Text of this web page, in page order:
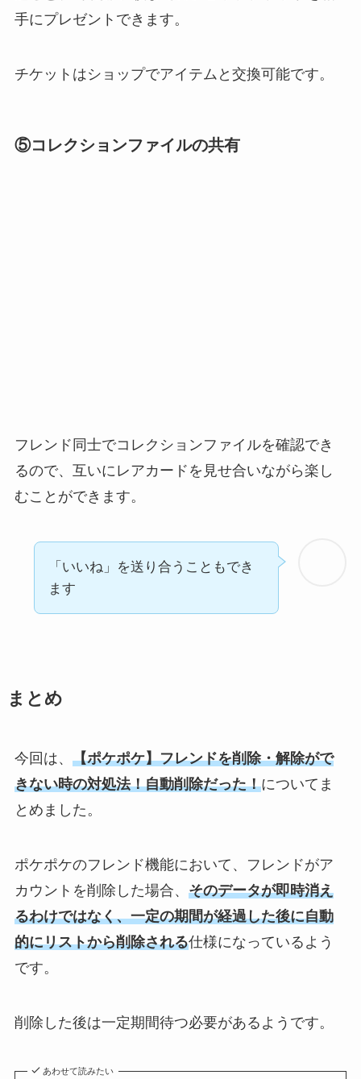
手にプレゼントできます。
チケットはショップでアイテムと交換可能です。
⑤コレクションファイルの共有
フレンド同士でコレクションファイルを確認でき
るので、互いにレアカードを見せ合いながら楽し
むことができます。
「いいね」を送り合うこともでき
ます
まとめ
今回は、 【ポケポケ】フレンドを削除・解除がで
きない時の対処法！自動削除だった！についてま
とめました。
ポケポケのフレンド機能において、フレンドがア
カウントを削除した場合、 そのデータが即時消え
るわけではなく、一定の期間が経過した後に自動
的にリストから削除される仕様になっているよう
です。
削除した後は一定期間待つ必要があるようです。
あわせて読みたい